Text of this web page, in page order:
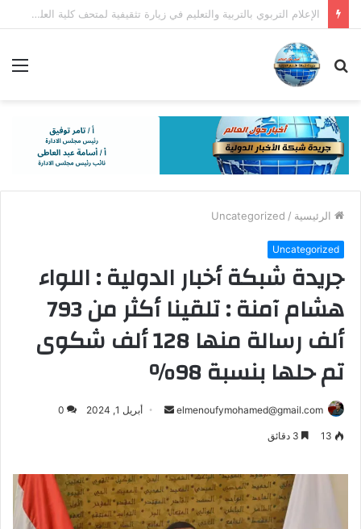
اللواء إبراهيم أبو ليمون يسلم مساعدات مالية و عينية و غذائية لعدد من الحالات المستحقة
بحث
الرئيسية /
Uncategorized
Uncategorized
جريدة شبكة أخبار الدولية : اللواء
هشام آمنة : تلقينا أكثر من 793
ألف رسالة منها 128 ألف شكوى
تم حلها بنسبة 98٪
elmenoufymohamed@gmail.com
أرسل أبريل 1, 2024 0
13